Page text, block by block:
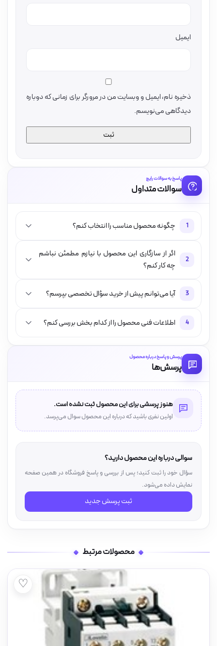
ایمیل
ذخیره نام، ایمیل و وبسایت من در مرورگر برای زمانی که دوباره
دیدگاهی می‌نویسم.
پاسخ به سوالات رایج
سوالات متداول
1 چگونه محصول مناسب را انتخاب کنم؟
2
اگر از سازگاری این محصول با نیازم مطمئن نباشم
چه کار کنم؟
3 آیا می‌توانم پیش از خرید سؤال تخصصی بپرسم؟
4 اطلاعات فنی محصول را از کدام بخش بررسی کنم؟
پرسش و پاسخ درباره محصول
پرسش‌ها
هنوز پرسشی برای این محصول ثبت نشده است.
اولین نفری باشید که درباره این محصول سوال می‌پرسد.
سوالی درباره این محصول دارید؟
سؤال خود را ثبت کنید؛ پس از بررسی و پاسخ فروشگاه در همین صفحه
نمایش داده می‌شود.
ثبت پرسش جدید
محصولات مرتبط
♡